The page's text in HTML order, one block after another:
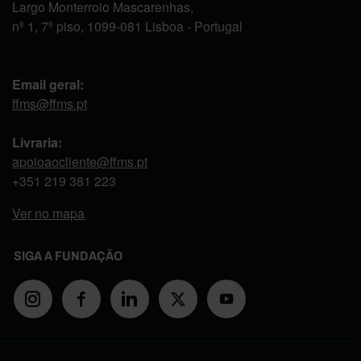
Largo Monterroio Mascarenhas,
nº 1, 7º piso, 1099-081 Lisboa - Portugal
Email geral:
ffms@ffms.pt
Livraria:
apoioaocliente@ffms.pt
+351 219 381 223
Ver no mapa
SIGA A FUNDAÇÃO